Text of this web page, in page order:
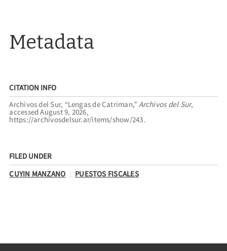
Metadata
CITATION INFO
Archivos del Sur, “Lengas de Catriman,” Archivos del Sur,
accessed August 9, 2026,
https://archivosdelsur.ar/items/show/243.
FILED UNDER
CUYIN MANZANO
PUESTOS FISCALES